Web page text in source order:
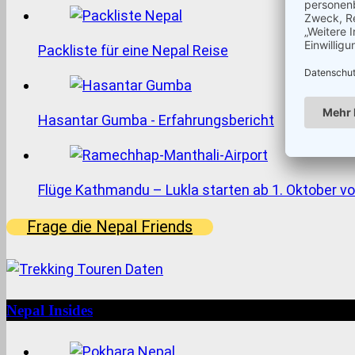
Packliste für eine Nepal Reise
Hasantar Gumba - Erfahrungsbericht
Flüge Kathmandu – Lukla starten ab 1. Oktober
Frage die Nepal Friends
Nepal Insides